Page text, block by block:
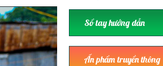
Sổ tay hướng dẫn
Ấn phẩm truyền thông